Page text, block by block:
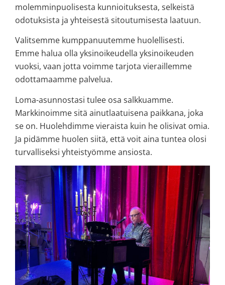
molemminpuolisesta kunnioituksesta, selkeistä
odotuksista ja yhteisestä sitoutumisesta laatuun.
Valitsemme kumppanuutemme huolellisesti.
Emme halua olla yksinoikeudella yksinoikeuden
vuoksi, vaan jotta voimme tarjota vieraillemme
odottamaamme palvelua.
Loma-asunnostasi tulee osa salkkuamme.
Markkinoimme sitä ainutlaatuisena paikkana, joka
se on. Huolehdimme vieraista kuin he olisivat omia.
Ja pidämme huolen siitä, että voit aina tuntea olosi
turvalliseksi yhteistyömme ansiosta.